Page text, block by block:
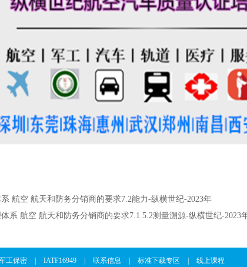
航空 航天和防务分销商的要求7.2能力-纵横世纪-2023年
系 航空 航天和防务分销商的要求7.1.5.2测量溯源-纵横世纪-2023
工保密 IATF16949 联系信息 标准下载专区 线上课程